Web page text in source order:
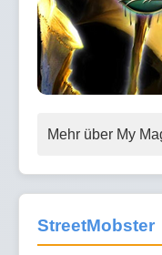
Mehr über My
StreetMobster